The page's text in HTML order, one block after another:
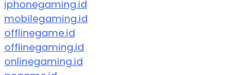
iphonegaming.id
mobilegaming.id
offlinegame.id
offlinegaming.id
onlinegaming.id